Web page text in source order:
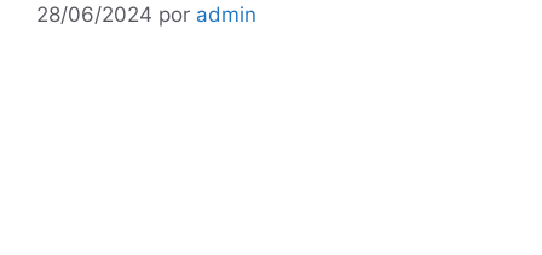
28/06/2024 por admin